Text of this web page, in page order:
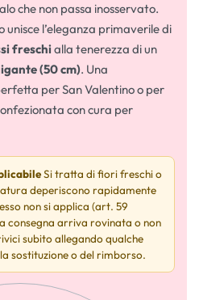
che non passa inosservato.
unisce l’eleganza primaverile di
freschialla tenerezza di un
(50 cm). Una
per San Valentino o per
con cura per
Si tratta di fiori freschi o
deperiscono rapidamente
non si applica (art. 59
consegna arriva rovinata o non
subito allegando qualche
sostituzione o del rimborso.